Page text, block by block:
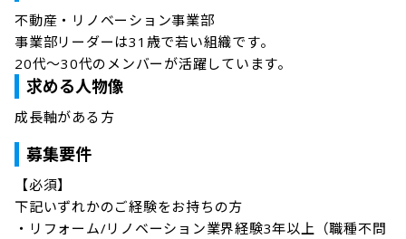
不動産・リノベーション事業部
事業部リーダーは31歳で若い組織です。
20代～30代のメンバーが活躍しています。
求める人物像
成長軸がある方
募集要件
【必須】
下記いずれかのご経験をお持ちの方
・リフォーム/リノベーション業界経験3年以上（職種不問